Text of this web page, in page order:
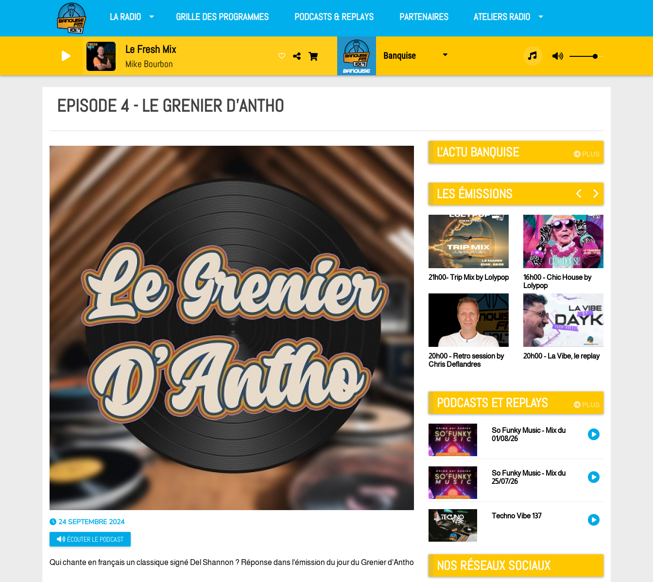
LA RADIO GRILLE DES PROGRAMMES PODCASTS & REPLAYS PARTENAIRES ATELIERS RADIO
Le Fresh Mix
Mike Bourbon
Banquise
EPISODE 4 - LE GRENIER D'ANTHO
24 SEPTEMBRE 2024
ÉCOUTER LE PODCAST
Qui chante en français un classique signé Del Shannon ? Réponse dans l'émission du jour du Grenier d'Antho
PLUS
L'ACTU BANQUISE
LES ÉMISSIONS
21h00- Trip Mix by Lolypop
20h00 - Retro session by
Chris Deflandres
16h00 - Chic House by
Lolypop
20h00 - La Vibe, le replay
PLUS
PODCASTS ET REPLAYS
So Funky Music - Mix du
01/08/26
So Funky Music - Mix du
25/07/26
Techno Vibe 137
NOS RÉSEAUX SOCIAUX